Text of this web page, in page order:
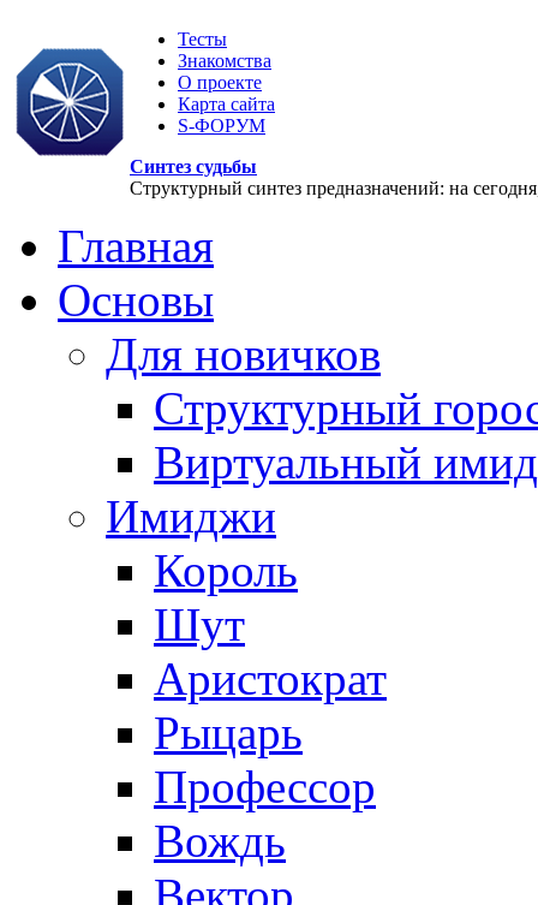
Тесты
Знакомства
О проекте
Карта сайта
S-ФОРУМ
Синтез судьбы
Структурный синтез предназначений: на
Главная
Основы
Для новичков
Структурный
Виртуальный
Имиджи
Король
Шут
Аристократ
Рыцарь
Профессор
Вождь